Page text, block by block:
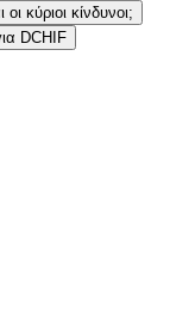
οι κύριοι κίνδυνοι;
DCHIF